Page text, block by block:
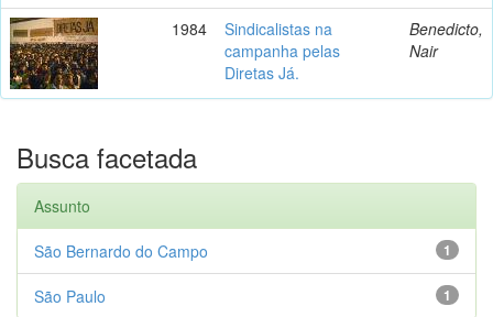
1984
Sindicalistas na
campanha pelas
Diretas Já.
Benedicto,
Nair
Busca facetada
Assunto
1
São Bernardo do Campo
1
São Paulo